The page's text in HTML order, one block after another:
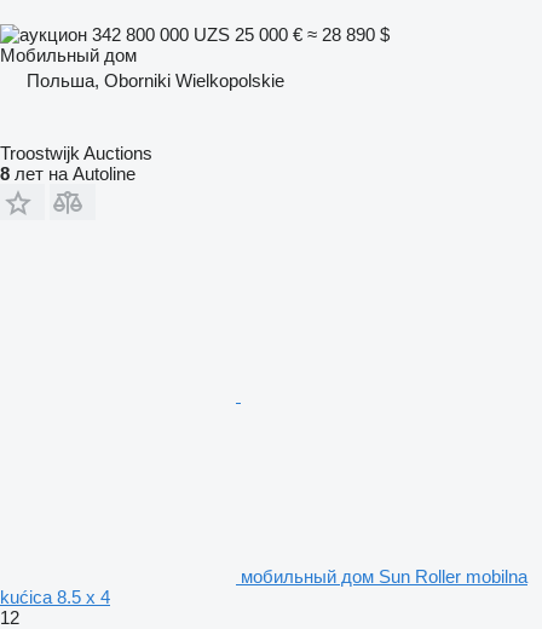
342 800 000 UZS 25 000 € ≈ 28 890 $
Мобильный дом
Польша, Oborniki Wielkopolskie
Troostwijk Auctions
8 лет на Autoline
мобильный дом Sun Roller mobilna
kućica 8.5 x 4
12